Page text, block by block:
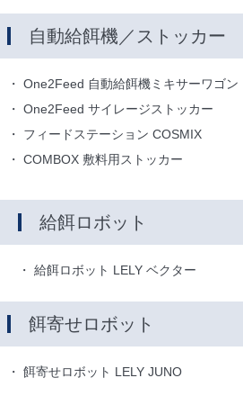
自動給餌機／ストッカー
One2Feed 自動給餌機ミキサーワゴン
One2Feed サイレージストッカー
フィードステーション COSMIX
COMBOX 敷料用ストッカー
給餌ロボット
給餌ロボット LELY ベクター
餌寄せロボット
餌寄せロボット LELY JUNO